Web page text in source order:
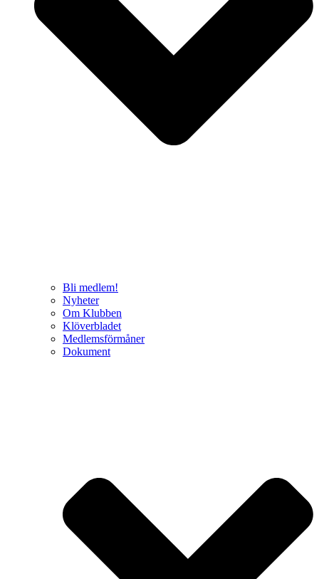
Bli medlem!
Nyheter
Om Klubben
Klöverbladet
Medlemsförmåner
Dokument